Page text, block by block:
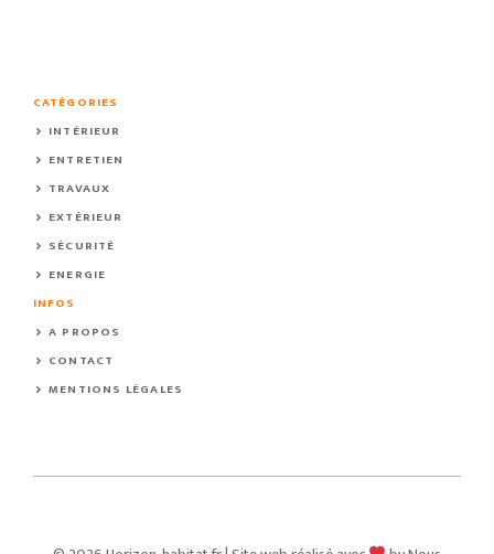
CATÉGORIES
INTÉRIEUR
ENTRETIEN
TRAVAUX
EXTÉRIEUR
SÉCURITÉ
ENERGIE
INFOS
A PROPOS
CONTACT
MENTIONS LÉGALES